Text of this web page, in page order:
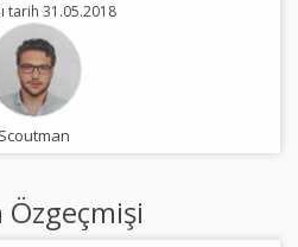
tarih 31.05.2018
Scoutman
Özgeçmişi